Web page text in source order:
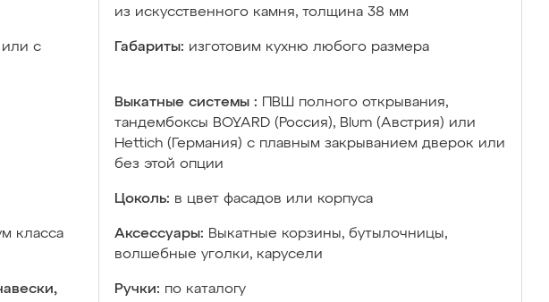
из искусственного камня, толщина 38 мм
с
Габариты: изготовим кухню любого размера
Выкатные системы :
ПВШ полного открывания,
тандембоксы BOYARD (Россия), Blum (Австрия) или
Hettich (Германия) с плавным закрыванием дверок или
без этой опции
Цоколь: в цвет фасадов или корпуса
класса
Аксессуары: Выкатные корзины, бутылочницы,
волшебные уголки, карусели
Ручки: по каталогу